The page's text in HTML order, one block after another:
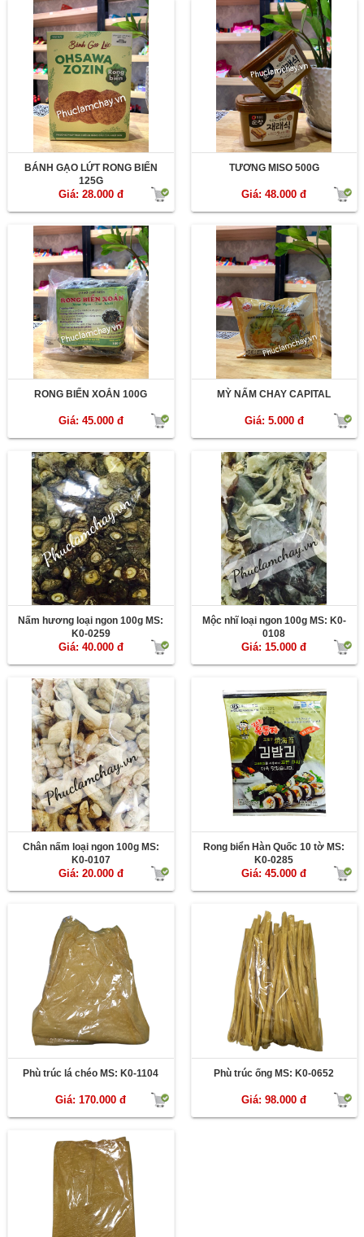
BÁNH GẠO LỨT RONG BIỂN
125G
Giá: 28.000 đ
TƯƠNG MISO 500G
Giá: 48.000 đ
RONG BIỂN XOẮN 100G
Giá: 45.000 đ
MỲ NẤM CHAY CAPITAL
Giá: 5.000 đ
Nấm hương loại ngon 100g MS:
K0-0259
Giá: 40.000 đ
Mộc nhĩ loại ngon 100g MS: K0-
0108
Giá: 15.000 đ
Chân nấm loại ngon 100g MS:
K0-0107
Giá: 20.000 đ
Rong biển Hàn Quốc 10 tờ MS:
K0-0285
Giá: 45.000 đ
Phù trúc lá chéo MS: K0-1104
Giá: 170.000 đ
Phù trúc ống MS: K0-0652
Giá: 98.000 đ